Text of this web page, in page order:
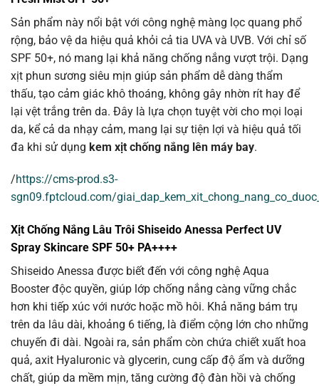
Sản phẩm này nổi bật với công nghệ màng lọc quang phổ
rộng, bảo vệ da hiệu quả khỏi cả tia UVA và UVB. Với chỉ số
SPF 50+, nó mang lại khả năng chống nắng vượt trội. Dạng
xịt phun sương siêu mịn giúp sản phẩm dễ dàng thẩm
thấu, tạo cảm giác khô thoáng, không gây nhờn rít hay để
lại vệt trắng trên da. Đây là lựa chọn tuyệt vời cho mọi loại
da, kể cả da nhạy cảm, mang lại sự tiện lợi và hiệu quả tối
đa khi sử dụng kem xịt chống nắng lên máy bay.
/https://cms-prod.s3-
sgn09.fptcloud.com/
Xịt Chống Nắng Lâu Trôi Shiseido Anessa Perfect UV
Spray Skincare SPF 50+ PA++++
Shiseido Anessa được biết đến với công nghệ Aqua
Booster độc quyền, giúp lớp chống nắng càng vững chắc
hơn khi tiếp xúc với nước hoặc mồ hôi. Khả năng bám trụ
trên da lâu dài, khoảng 6 tiếng, là điểm cộng lớn cho những
chuyến đi dài. Ngoài ra, sản phẩm còn chứa chiết xuất hoa
quả, axit Hyaluronic và glycerin, cung cấp độ ẩm và dưỡng
chất, giúp da mềm mịn, tăng cường độ đàn hồi và chống